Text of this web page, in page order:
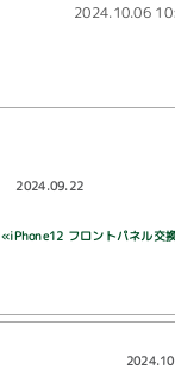
2024.10.06
2024.09.22
«iPhone12 フロントパネル交